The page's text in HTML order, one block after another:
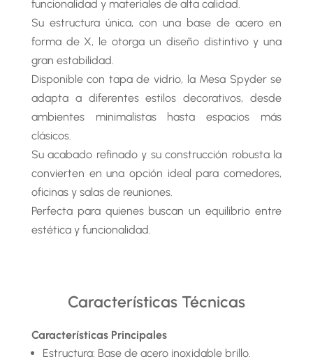
funcionalidad y materiales de alta calidad.
Su estructura única, con una base de acero en
forma de X, le otorga un diseño distintivo y una
gran estabilidad.
Disponible con tapa de vidrio, la Mesa Spyder se
adapta a diferentes estilos decorativos, desde
ambientes minimalistas hasta espacios más
clásicos.
Su acabado refinado y su construcción robusta la
convierten en una opción ideal para comedores,
oficinas y salas de reuniones.
Perfecta para quienes buscan un equilibrio entre
estética y funcionalidad.
Características Técnicas
Características Principales
Estructura: Base de acero inoxidable brillo.